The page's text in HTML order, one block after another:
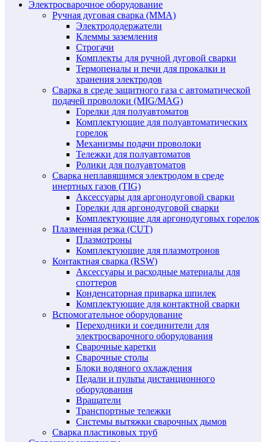
Электросварочное оборудование
Ручная дуговая сварка (MMA)
Электрододержатели
Клеммы заземления
Строгачи
Комплекты для ручной дуговой сварки
Термопеналы и печи для прокалки и
хранения электродов
Сварка в среде защитного газа с автоматической
подачей проволоки (MIG/MAG)
Горелки для полуавтоматов
Комплектующие для полуавтоматических
горелок
Механизмы подачи проволоки
Тележки для полуавтоматов
Ролики для полуавтоматов
Сварка неплавящимся электродом в среде
инертных газов (TIG)
Аксессуары для аргонодуговой сварки
Горелки для аргонодуговой сварки
Комплектующие для аргонодуговых горелок
Плазменная резка (CUT)
Плазмотроны
Комплектующие для плазмотронов
Контактная сварка (RSW)
Аксессуары и расходные материалы для
споттеров
Конденсаторная приварка шпилек
Комплектующие для контактной сварки
Вспомогательное оборудование
Переходники и соединители для
электросварочного оборудования
Сварочные каретки
Сварочные столы
Блоки водяного охлаждения
Педали и пульты дистанционного
оборудования
Вращатели
Транспортные тележки
Системы вытяжки сварочных дымов
Сварка пластиковых труб